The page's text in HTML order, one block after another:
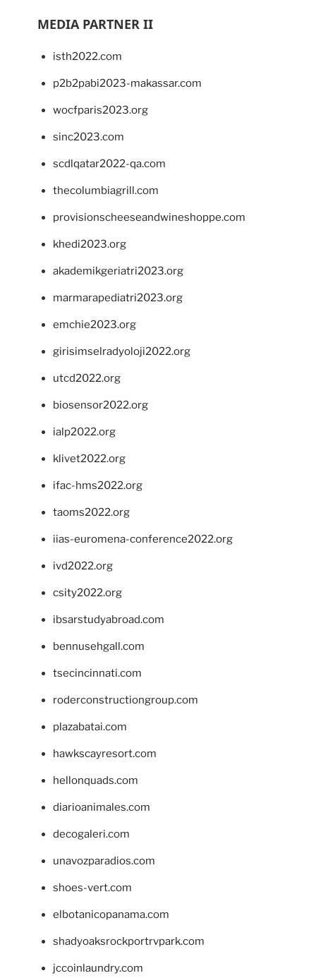
MEDIA PARTNER II
isth2022.com
p2b2pabi2023-makassar.com
wocfparis2023.org
sinc2023.com
scdlqatar2022-qa.com
thecolumbiagrill.com
provisionscheeseandwineshoppe.com
khedi2023.org
akademikgeriatri2023.org
marmarapediatri2023.org
emchie2023.org
girisimselradyoloji2022.org
utcd2022.org
biosensor2022.org
ialp2022.org
klivet2022.org
ifac-hms2022.org
taoms2022.org
iias-euromena-conference2022.org
ivd2022.org
csity2022.org
ibsarstudyabroad.com
bennusehgall.com
tsecincinnati.com
roderconstructiongroup.com
plazabatai.com
hawkscayresort.com
hellonquads.com
diarioanimales.com
decogaleri.com
unavozparadios.com
shoes-vert.com
elbotanicopanama.com
shadyoaksrockportrvpark.com
jccoinlaundry.com